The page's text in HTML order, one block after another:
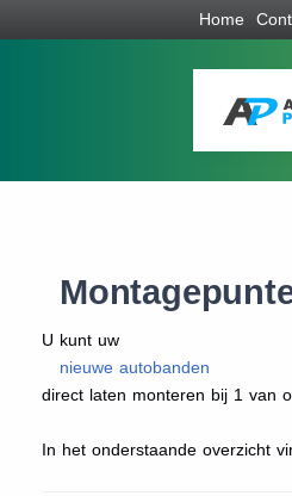
Home
U kunt uw
nieuwe autobanden
direct laten monteren bij 1 van
In het onderstaande overzicht